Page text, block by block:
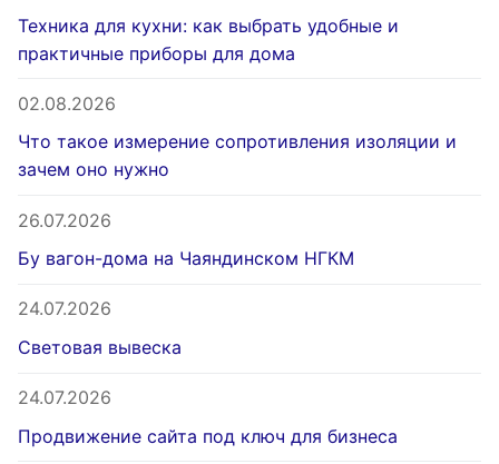
Техника для кухни: как выбрать удобные и
практичные приборы для дома
02.08.2026
Что такое измерение сопротивления изоляции и
зачем оно нужно
26.07.2026
Бу вагон-дома на Чаяндинском НГКМ
24.07.2026
Световая вывеска
24.07.2026
Продвижение сайта под ключ для бизнеса